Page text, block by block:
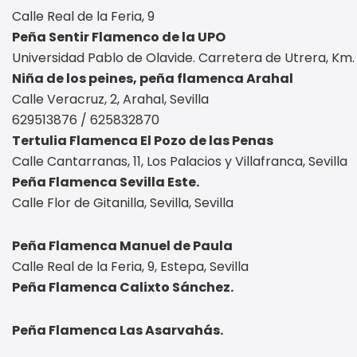
Calle Real de la Feria, 9
Peña Sentir Flamenco de la UPO
Universidad Pablo de Olavide. Carretera de Utrera, Km.
Niña de los peines, peña flamenca Arahal
Calle Veracruz, 2, Arahal, Sevilla
629513876 / 625832870
Tertulia Flamenca El Pozo de las Penas
Calle Cantarranas, 11, Los Palacios y Villafranca, Sevilla
Peña Flamenca Sevilla Este.
Calle Flor de Gitanilla, Sevilla, Sevilla
Peña Flamenca Manuel de Paula
Calle Real de la Feria, 9, Estepa, Sevilla
Peña Flamenca Calixto Sánchez.
Peña Flamenca Las Asarvahás.